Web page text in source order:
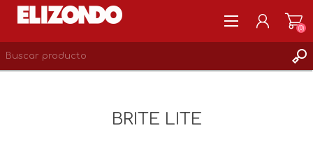
(0)
BRITE LITE